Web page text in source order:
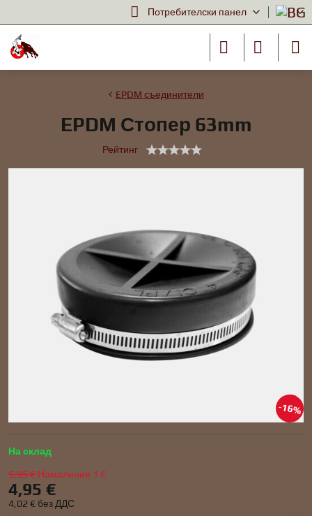
Потребителски панел
16%
EPDM съединители
EPDM Стопер 63mm
Рейтинг
На склад
5,95 € Намаление 1 €
4,95 €
4,02 € без ДДС